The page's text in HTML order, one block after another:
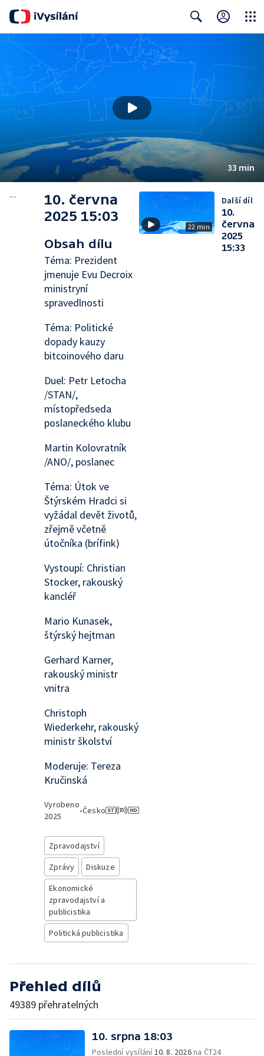
33 min
10. června
2025 15:03
Obsah dílu
Téma: Prezident
jmenuje Evu Decroix
ministryní
spravedlnosti
Téma: Politické
dopady kauzy
bitcoinového daru
Duel: Petr Letocha
/STAN/,
místopředseda
poslaneckého klubu
Martin Kolovratník
/ANO/, poslanec
Téma: Útok ve
Štýrském Hradci si
vyžádal devět životů,
zřejmě včetně
útočníka (brífink)
Vystoupí: Christian
Stocker, rakouský
kancléř
Mario Kunasek,
štýrský hejtman
Gerhard Karner,
rakouský ministr
vnitra
Christoph
Wiederkehr, rakouský
ministr školství
Moderuje: Tereza
Kručinská
Vyrobeno
2025
•Česko
Zpravodajství
Zprávy
Diskuze
Ekonomické
zpravodajství a
publicistika
Politická publicistika
22 min
Další díl
10.
června
2025
15:33
Přehled dílů
49389 přehratelných
10. srpna 18:03
Poslední vysílání10. 8. 2026na ČT24